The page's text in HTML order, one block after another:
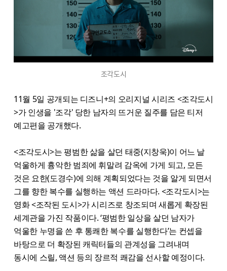
조각도시
11월 5일 공개되는 디즈니+의 오리지널 시리즈 <조각도시
>가 인생을 '조각' 당한 남자의 뜨거운 질주를 담은 티저
예고편을 공개했다.
<조각도시>는 평범한 삶을 살던 태중(지창욱)이 어느 날
억울하게 흉악한 범죄에 휘말려 감옥에 가게 되고, 모든
것은 요한(도경수)에 의해 계획되었다는 것을 알게 되면서
그를 향한 복수를 실행하는 액션 드라마다. <조각도시>는
영화 <조작된 도시>가 시리즈로 창조되며 새롭게 확장된
세계관을 가진 작품이다. ‘평범한 일상을 살던 남자가
억울한 누명을 쓴 후 통쾌한 복수를 실행한다’는 컨셉을
바탕으로 더 확장된 캐릭터들의 관계성을 그려내며
동시에 스릴, 액션 등의 장르적 쾌감을 선사할 예정이다.